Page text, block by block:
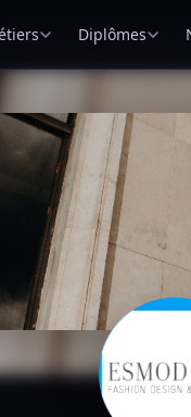
Diplômes